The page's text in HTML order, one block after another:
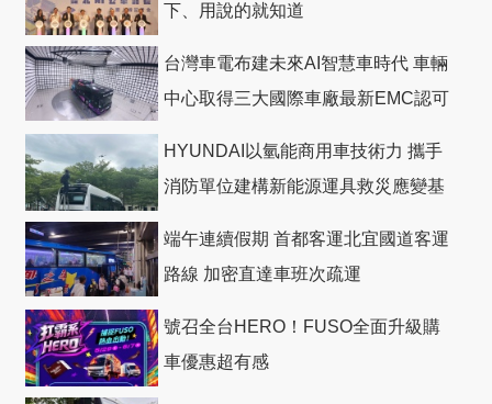
下、用說的就知道
台灣車電布建未來AI智慧車時代 車輛
中心取得三大國際車廠最新EMC認可
HYUNDAI以氫能商用車技術力 攜手
消防單位建構新能源運具救災應變基
端午連續假期 首都客運北宜國道客運
路線 加密直達車班次疏運
號召全台HERO！FUSO全面升級購
車優惠超有感